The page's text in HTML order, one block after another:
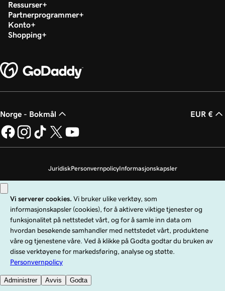
Ressurser
Partnerprogrammer
Konto
Shopping
Norge - Bokmål EUR €
JuridiskPersonvernpolicyInformasjonskapsler
Copyright © 1999–2026 GoDaddy Operating Company, LLC. Med enerett.
GoDaddy-ordmerket er et registrert varemerke som tilhører GoDaddy
Operating Company, LLC i USA og andre land. «GO»-logoen er et registrert
varemerke som tilhører GoDaddy.com, LLC i USA.
Bruk av dette nettstedet er underlagt spesifikke bruksbetingelser. Ved å bruke
dette nettstedet bekrefter du at du er underlagt disse
tjenestebetingelsene